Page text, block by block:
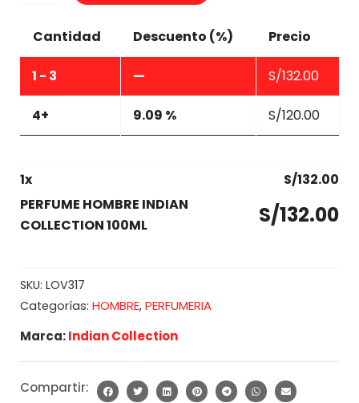
100ML
Cantidad Descuento (%) Precio
1 - 3 — S/132.00
4+ 9.09 % S/120.00
1x S/132.00
PERFUME HOMBRE INDIAN
COLLECTION 100ML
S/132.00
SKU: LOV317
Categorías: HOMBRE, PERFUMERIA
Marca:Indian Collection
Compartir: